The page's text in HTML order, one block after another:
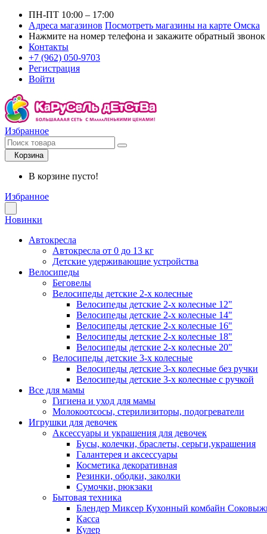
ПН-ПТ 10:00 – 17:00
Адреса магазинов Посмотреть магазины на карте Омска
Нажмите на номер телефона и закажите обратный звонок
Контакты
+7 (962) 050-9703
Регистрация
Войти
Избранное
Корзина
В корзине пусто!
Избранное
Новинки
Автокресла
Автокресла от 0 до 13 кг
Детские удерживающие устройства
Велосипеды
Беговелы
Велосипеды детские 2-х колесные
Велосипеды детские 2-х колесные 12"
Велосипеды детские 2-х колесные 14"
Велосипеды детские 2-х колесные 16"
Велосипеды детские 2-х колесные 18"
Велосипеды детские 2-х колесные 20"
Велосипеды детские 3-х колесные
Велосипеды детские 3-х колесные без ручки
Велосипеды детские 3-х колесные с ручкой
Все для мамы
Гигиена и уход для мамы
Молокоотсосы, стерилизиторы, подогреватели
Игрушки для девочек
Аксессуары и украшения для девочек
Бусы, колечки, браслеты, серьги,украшения
Галантерея и аксессуары
Косметика декоративная
Резинки, ободки, заколки
Сумочки, рюкзаки
Бытовая техника
Блендер Миксер Кухонный комбайн
Касса
Кулер